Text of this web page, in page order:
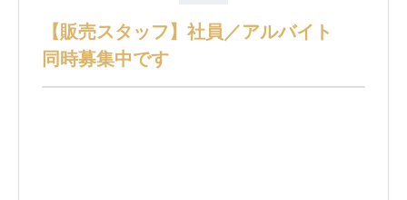
【販売スタッフ】社員／アルバイト
同時募集中です